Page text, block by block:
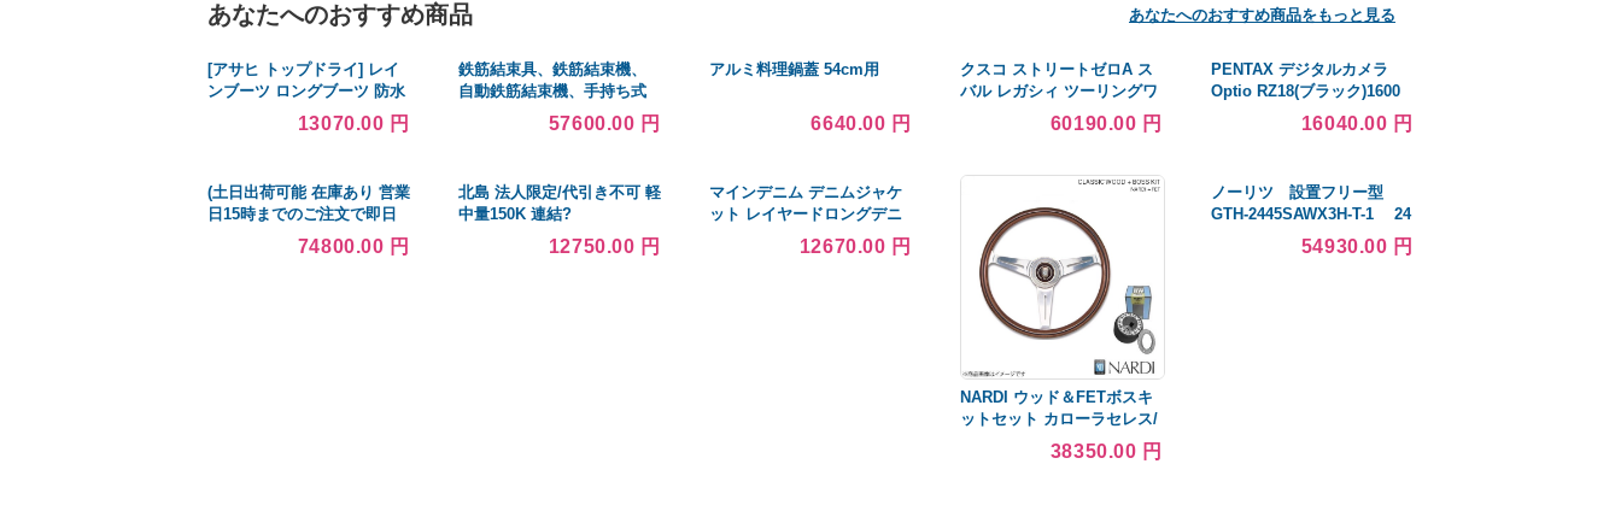
あなたへのおすすめ商品 あなたへのおすすめ商品をもっと見る
[アサヒ トップドライ] レイ
ンブーツ ロングブーツ 防水
性 透湿性 ゴアテックス
TDY3992 レディース ブラッ
13070.00 円
鉄筋結束具、鉄筋結束機、
自動鉄筋結束機、手持ち式
鉄筋層建築用結束機吊り具
(30-60 mm/13200 Mah) (8-
57600.00 円
アルミ料理鍋蓋 54cm用
6640.00 円
クスコ ストリートゼロA ス
バル レガシィ ツーリングワ
ゴン BR9 687-61N-CN 車高
調 サスペンションキット 送
60190.00 円
PENTAX デジタルカメラ
Optio RZ18(ブラック)1600
万画素 25mm 光学18倍 小型
軽量 OPTIORZ18BK
16040.00 円
(土日出荷可能 在庫あり 営業
日15時までのご注文で即日
出荷可能)VSP-2 スピーチプ
ライバシーシステム ヤマハ
74800.00 円
北島 法人限定/代引き不可 軽
中量150K 連結?
W1500×D450×H2100アイボ
リー 58175305123
12750.00 円
マインデニム デニムジャケ
ット レイヤードロングデニ
ムジャケット 1902-8003-95-
022 メンズ SIZE 2
12670.00 円
NARDI ウッド＆FETボスキ
ットセット カローラセレス/
スプリンターマリノ 100系
3/7〜7/5 ウッド&ポリッシュ
38350.00 円
ノーリツ 設置フリー型
GTH-2445SAWX3H-T-1 24
号 都市ガス用・LPガス用
オート PS扉内後方排気延長
54930.00 円